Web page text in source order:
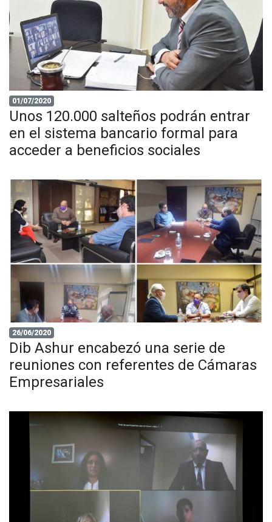
01/07/2020
Unos 120.000 salteños podrán entrar
en el sistema bancario formal para
acceder a beneficios sociales
26/06/2020
Dib Ashur encabezó una serie de
reuniones con referentes de Cámaras
Empresariales